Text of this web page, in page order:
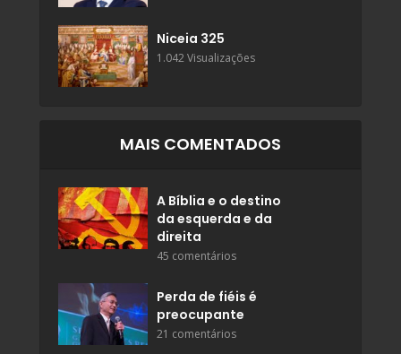
Niceia 325
1.042 Visualizações
MAIS COMENTADOS
A Bíblia e o destino
da esquerda e da
direita
45 comentários
Perda de fiéis é
preocupante
21 comentários